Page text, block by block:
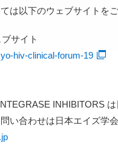
は以下のウェブサイトをご
サイト
hiv-clinical-forum-19
INHIBITORS
い合わせは日本エイズ学